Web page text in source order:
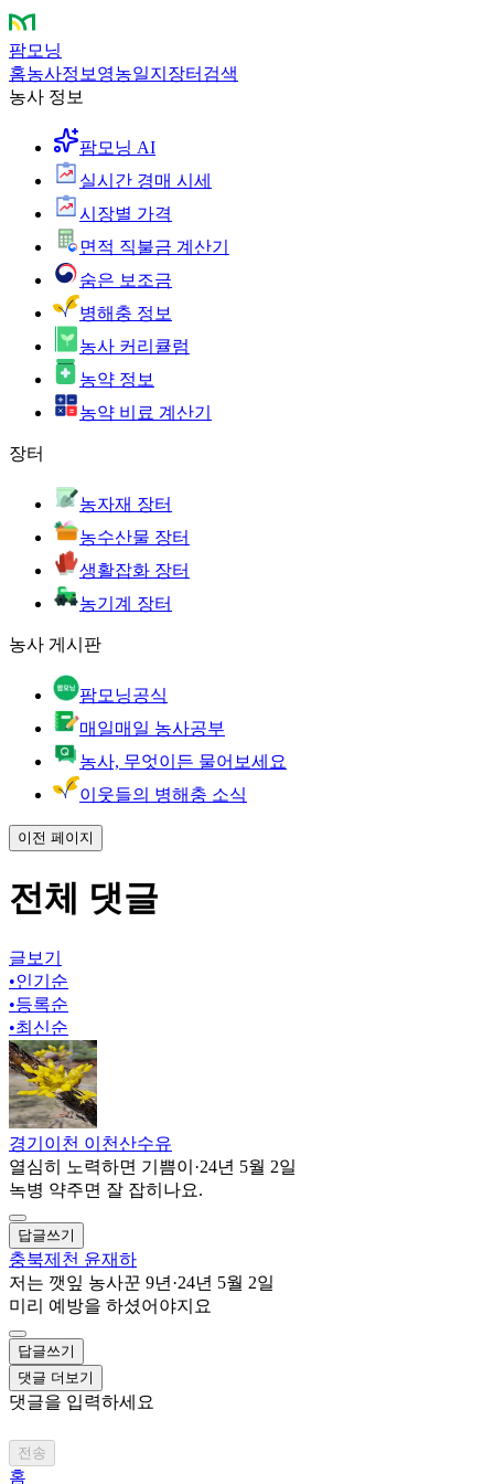
팜모닝
홈농사정보 영농일지 장터 검색
농사 정보
팜모닝 AI
실시간 경매 시세
시장별 가격
면적 직불금 계산기
숨은 보조금
병해충 정보
농사 커리큘럼
농약 정보
농약 비료 계산기
장터
농자재 장터
농수산물 장터
생활잡화 장터
농기계 장터
농사 게시판
팜모닝공식
매일매일 농사공부
농사, 무엇이든 물어보세요
이웃들의 병해충 소식
이전 페이지
전체 댓글
글보기
•인기순
•등록순
•최신순
경기이천 이천산수유
열심히 노력하면 기쁨이 ·24년 5월 2일
녹병 약주면 잘 잡히나요.
답글쓰기
충북제천 윤재하
저는 깻잎 농사꾼 9년 ·24년 5월 2일
미리 예방을 하셨어야지요
답글쓰기
댓글 더보기
댓글을 입력하세요
전송
홈